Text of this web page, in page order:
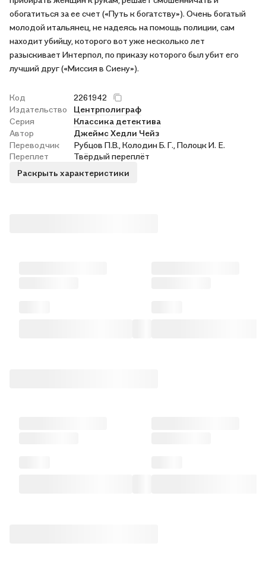
обогатиться за ее счет («Путь к богатству»). Очень богатый
молодой итальянец, не надеясь на помощь полиции, сам
находит убийцу, которого вот уже несколько лет
разыскивает Интерпол, по приказу которого был убит его
лучший друг («Миссия в Сиену»).
Код
2261942
Издательство
Центрполиграф
Серия
Классика детектива
Автор
Джеймс Хедли Чейз
Переводчик
Рубцов П.В., Колодин Б. Г., Полоцк И. Е.
Переплет
Твёрдый переплёт
Раскрыть характеристики